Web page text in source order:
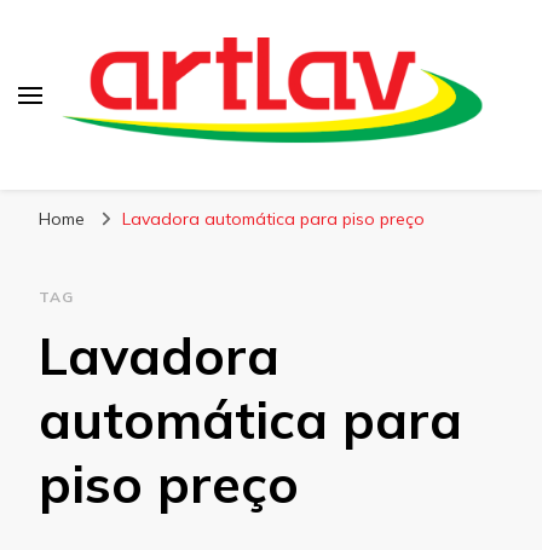
Home Lavadora automática para piso preço
TAG
Lavadora
automática para
piso preço